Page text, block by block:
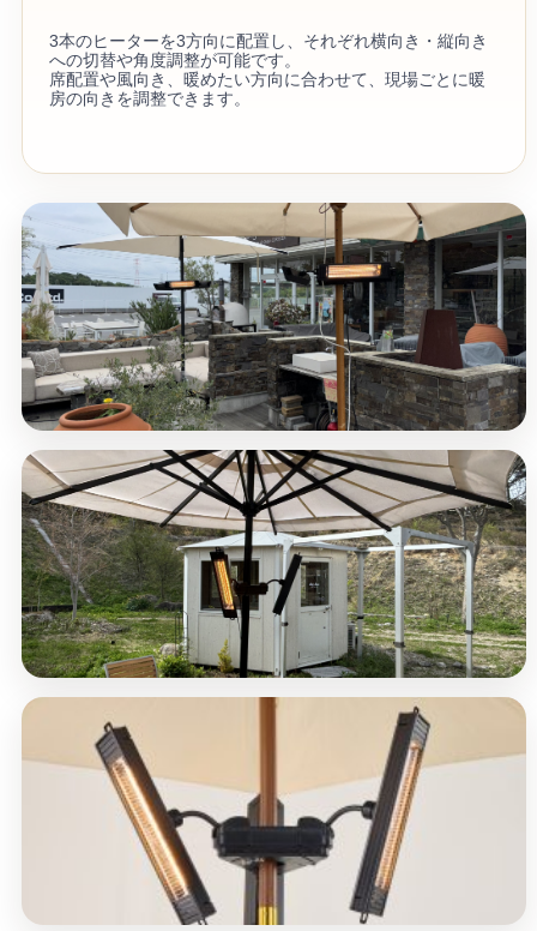
3本のヒーターを3方向に配置し、それぞれ横向き・縦向き
への切替や角度調整が可能です。
席配置や風向き、暖めたい方向に合わせて、現場ごとに暖
房の向きを調整できます。